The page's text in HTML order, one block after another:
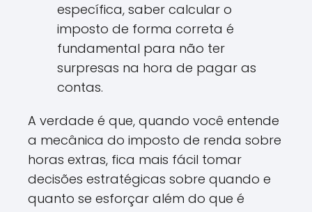
específica, saber calcular o
imposto de forma correta é
fundamental para não ter
surpresas na hora de pagar as
contas.
A verdade é que, quando você entende
a mecânica do imposto de renda sobre
horas extras, fica mais fácil tomar
decisões estratégicas sobre quando e
quanto se esforçar além do que é